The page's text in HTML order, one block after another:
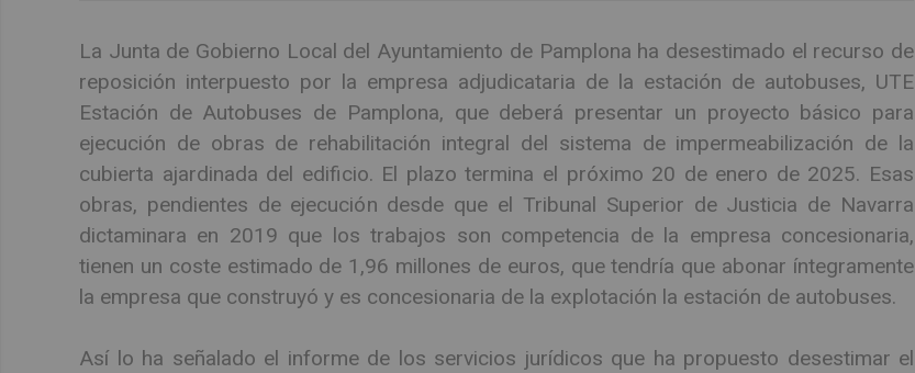
La Junta de Gobierno Local del Ayuntamiento de Pamplona ha desestimado el recurso de
reposición interpuesto por la empresa adjudicataria de la estación de autobuses, UTE
Estación de Autobuses de Pamplona, que deberá presentar un proyecto básico para
ejecución de obras de rehabilitación integral del sistema de impermeabilización de la
cubierta ajardinada del edificio. El plazo termina el próximo 20 de enero de 2025. Esas
obras, pendientes de ejecución desde que el Tribunal Superior de Justicia de Navarra
dictaminara en 2019 que los trabajos son competencia de la empresa concesionaria,
tienen un coste estimado de 1,96 millones de euros, que tendría que abonar íntegramente
la empresa que construyó y es concesionaria de la explotación la estación de autobuses.
Así lo ha señalado el informe de los servicios jurídicos que ha propuesto desestimar el